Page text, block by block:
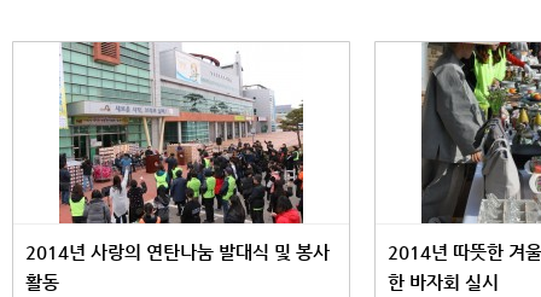
2014년 사랑의 연탄나눔 발대식 및 봉사
활동
2014년 따뜻한 겨
한 바자회 실시